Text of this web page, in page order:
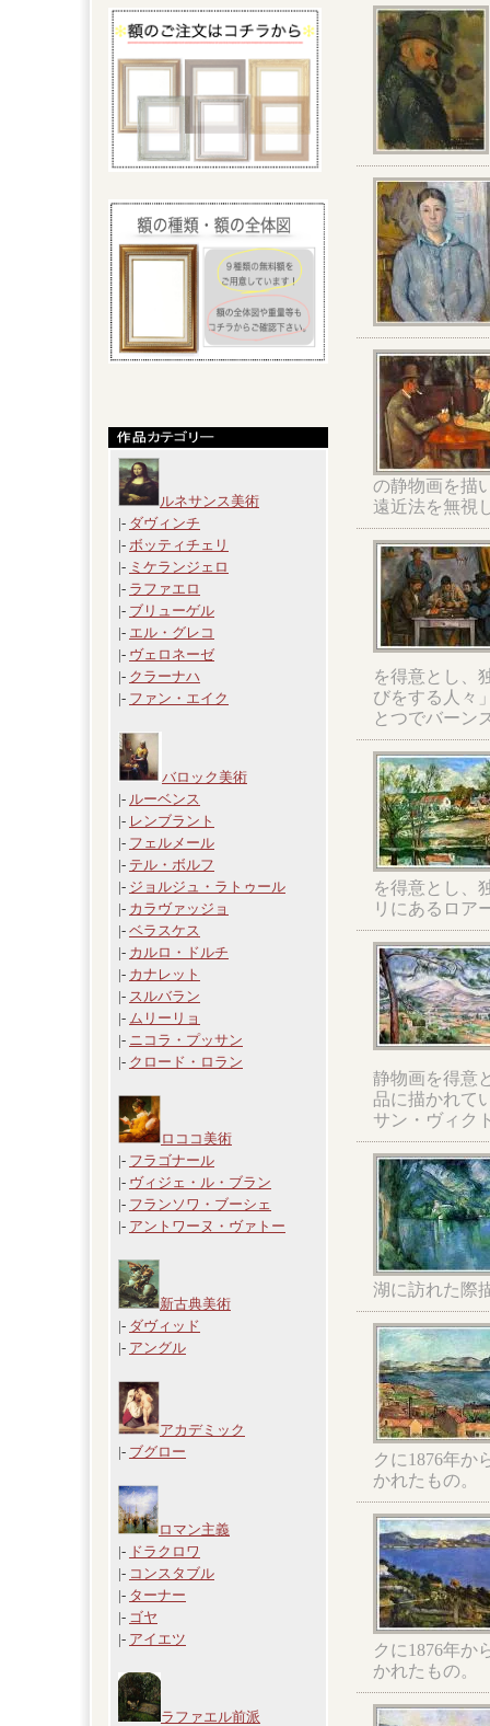
ルネサンス美術
|- ダヴィンチ
|- ボッティチェリ
|- ミケランジェロ
|- ラファエロ
|- ブリューゲル
|- エル・グレコ
|- ヴェロネーゼ
|- クラーナハ
|- ファン・エイク
バロック美術
|- ルーベンス
|- レンブラント
|- フェルメール
|- テル・ボルフ
|- ジョルジュ・ラトゥール
|- カラヴァッジョ
|- ベラスケス
|- カルロ・ドルチ
|- カナレット
|- スルバラン
|- ムリーリョ
|- ニコラ・プッサン
|- クロード・ロラン
ロココ美術
|- フラゴナール
|- ヴィジェ・ル・ブラン
|- フランソワ・ブーシェ
|- アントワーヌ・ヴァトー
新古典美術
|- ダヴィッド
|- アングル
アカデミック
|- ブグロー
ロマン主義
|- ドラクロワ
|- コンスタブル
|- ターナー
|- ゴヤ
|- アイエツ
ラファエル前派
の静物画を描
遠近法を無視
を得意とし、
びをする人々
とつでバーン
を得意とし、
リにあるロア
静物画を得意
品に描かれて
サン・ヴィク
湖に訪れた際
クに1876年か
かれたもの。
クに1876年か
かれたもの。